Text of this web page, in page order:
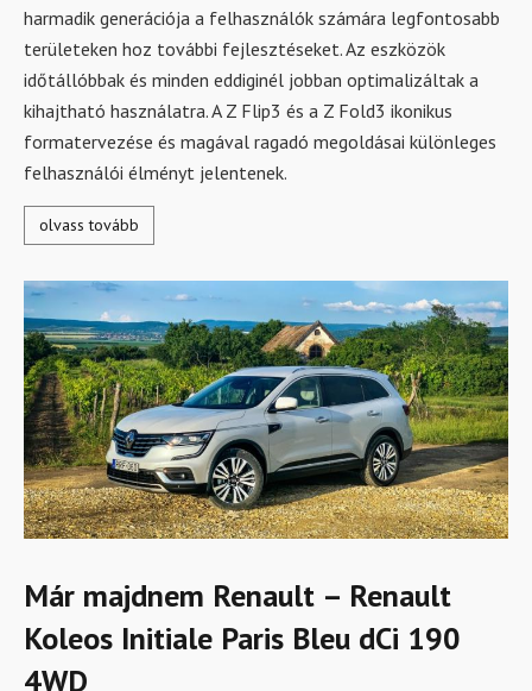
harmadik generációja a felhasználók számára legfontosabb
területeken hoz további fejlesztéseket. Az eszközök
időtállóbbak és minden eddiginél jobban optimalizáltak a
kihajtható használatra. A Z Flip3 és a Z Fold3 ikonikus
formatervezése és magával ragadó megoldásai különleges
felhasználói élményt jelentenek.
olvass tovább
Már majdnem Renault – Renault
Koleos Initiale Paris Bleu dCi 190
4WD